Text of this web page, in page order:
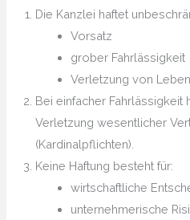
Die Kanzlei haftet
Vorsatz
grober Fahrlässigkeit
Verletzung von
Bei einfacher Fahrlässigkeit
Verletzung wesentlicher
(Kardinalpflichten).
Keine Haftung besteht für:
wirtschaftliche
unternehmerische